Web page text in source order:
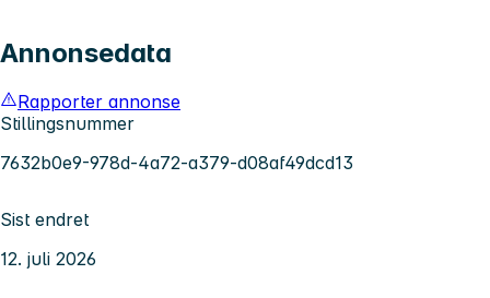
Annonsedata
Rapporter annonse
Stillingsnummer
7632b0e9-978d-4a72-a379-d08af49dcd13
Sist endret
12. juli 2026